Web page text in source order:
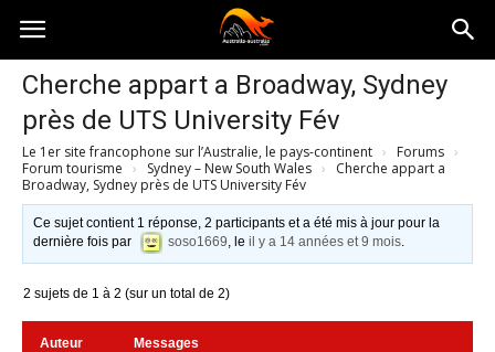
Australia-
australie.com
Cherche appart a Broadway, Sydney
près de UTS University Fév
Le 1er site francophone sur l’Australie, le pays-continent › Forums ›
Forum tourisme › Sydney – New South Wales ›
Cherche appart a
Broadway, Sydney près de UTS University Fév
Ce sujet contient 1 réponse, 2 participants et a été mis à jour pour la
dernière fois par
soso1669, leil y a 14 années et 9 mois.
2 sujets de 1 à 2 (sur un total de 2)
Auteur Messages